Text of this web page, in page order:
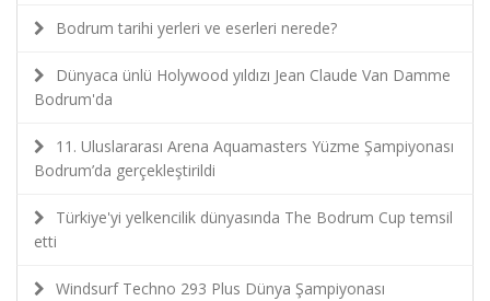
Bodrum tarihi yerleri ve eserleri nerede?
Dünyaca ünlü Holywood yıldızı Jean Claude Van Damme
Bodrum'da
11. Uluslararası Arena Aquamasters Yüzme Şampiyonası
Bodrum’da gerçekleştirildi
Türkiye'yi yelkencilik dünyasında The Bodrum Cup temsil
etti
Windsurf Techno 293 Plus Dünya Şampiyonası